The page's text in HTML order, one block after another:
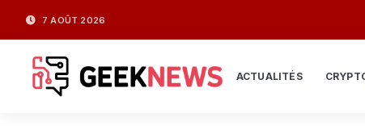
7 AOÛT 2026
ACTUALITÉS